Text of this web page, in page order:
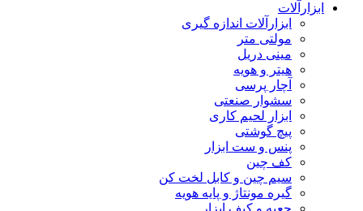
ابزارآلات
ابزارآلات اندازه گیری
مولتی متر
مینی دریل
هیتر و هویه
آچار پرسی
سشوار صنعتی
ابزار لحیم کاری
پیچ گوشتی
پنس و ست ابزار
کف چین
سیم چین و کابل لخت کن
گیره مونتاژ و پایه هویه
جعبه و کیف ابزار